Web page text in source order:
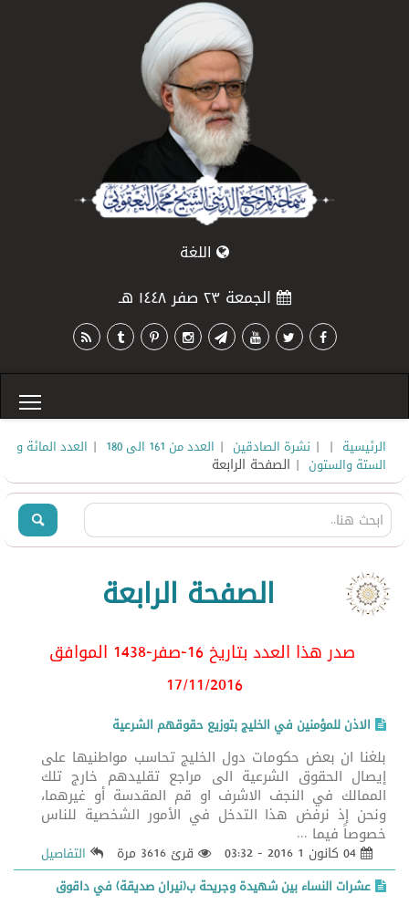
اللغة
الجمعة ٢٣ صفر ١٤٤٨ هـ
الرئيسية |
| نشرة الصادقين | العدد من 161 الى 180 | العدد المائة و
الستة والستون | الصفحة الرابعة
الصفحة الرابعة
صدر هذا العدد بتاريخ 16-صفر-1438 الموافق
17/11/2016
الاذن للمؤمنين في الخليج بتوزيع حقوقهم الشرعية
بلغنا ان بعض حكومات دول الخليج تحاسب مواطنيها على
إيصال الحقوق الشرعية الى مراجع تقليدهم خارج تلك
الممالك في النجف الاشرف او قم المقدسة أو غيرهما،
ونحن إذ نرفض هذا التدخل في الأمور الشخصية للناس
خصوصاً فيما ...
قرئ 3616 مرة
التفاصيل
عشرات النساء بين شهيدة وجريحة ب(نيران صديقة) في داقوق